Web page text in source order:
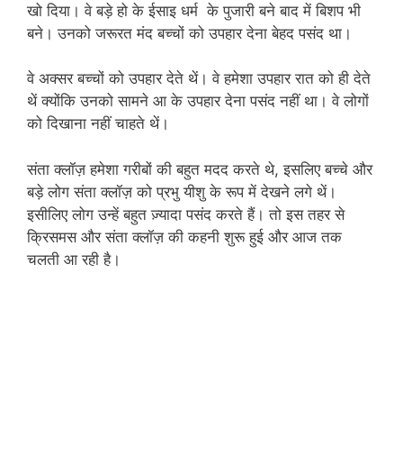
खो दिया। वे बड़े हो के ईसाइ धर्म के पुजारी बने बाद में बिशप भी
बने। उनको जरूरत मंद बच्चों को उपहार देना बेहद पसंद था।
वे अक्सर बच्चों को उपहार देते थें। वे हमेशा उपहार रात को ही देते
थें क्योंकि उनको सामने आ के उपहार देना पसंद नहीं था। वे लोगों
को दिखाना नहीं चाहते थें।
संता क्लॉज़ हमेशा गरीबों की बहुत मदद करते थे, इसलिए बच्चे और
बड़े लोग संता क्लॉज़ को प्रभु यीशु के रूप में देखने लगे थें।
इसीलिए लोग उन्हें बहुत ज़्यादा पसंद करते हैं। तो इस तहर से
क्रिसमस और संता क्लॉज़ की कहनी शुरू हुई और आज तक
चलती आ रही है।